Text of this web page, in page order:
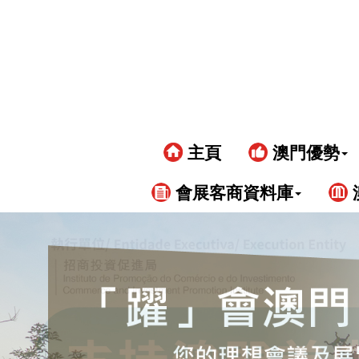
主頁 澳門優勢
會展客商資料庫